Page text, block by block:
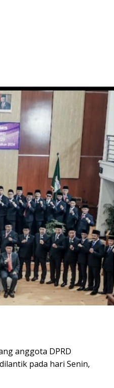
anggota DPRD
pada hari Senin,